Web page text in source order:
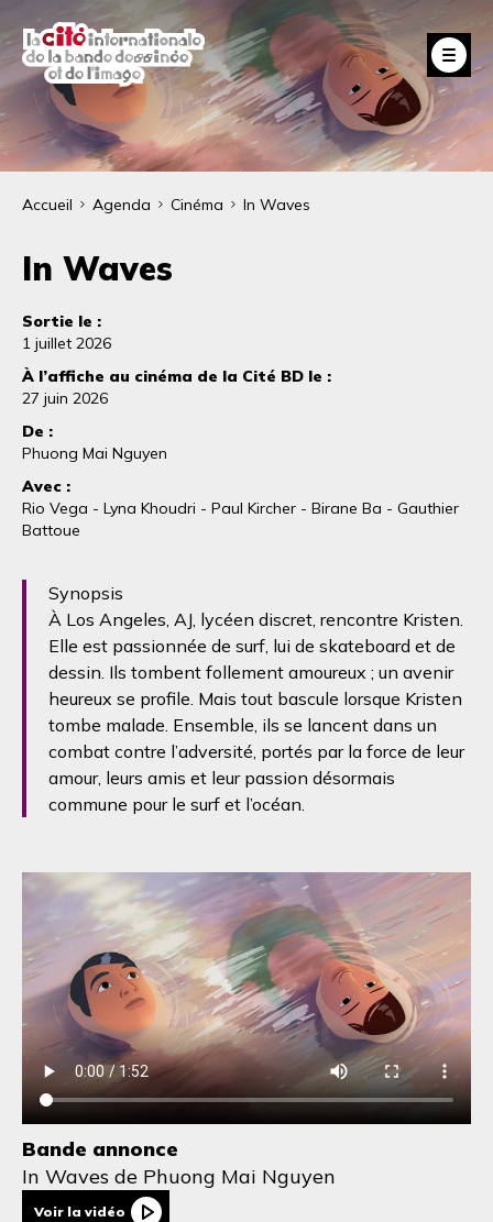
Aller
au
contenu
principal
Fil
Accueil Agenda Cinéma In Waves
In Waves
Sortie le :
1 juillet 2026
À l’affiche au cinéma de la Cité BD le :
27 juin 2026
De :
Phuong Mai Nguyen
Avec :
Rio Vega - Lyna Khoudri - Paul Kircher - Birane Ba - Gauthier
Battoue
Synopsis
À Los Angeles, AJ, lycéen discret, rencontre Kristen.
Elle est passionnée de surf, lui de skateboard et de
dessin. Ils tombent follement amoureux ; un avenir
heureux se profile. Mais tout bascule lorsque Kristen
tombe malade. Ensemble, ils se lancent dans un
combat contre l’adversité, portés par la force de leur
amour, leurs amis et leur passion désormais
commune pour le surf et l’océan.
Bande annonce
In Waves de Phuong Mai Nguyen
Voir la vidéo